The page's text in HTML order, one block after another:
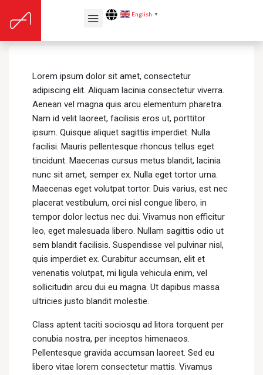
English ▼
Left Sidebar Test
Lorem ipsum dolor sit amet, consectetur
adipiscing elit. Aliquam lacinia consectetur viverra.
Aenean vel magna quis arcu elementum pharetra.
Nam id velit laoreet, facilisis eros ut, porttitor
ipsum. Quisque aliquet sagittis imperdiet. Nulla
facilisi. Mauris pellentesque rhoncus tellus eget
tincidunt. Maecenas cursus metus blandit, lacinia
nunc sit amet, semper ex. Nulla eget tortor urna.
Maecenas eget volutpat tortor. Duis varius, est nec
placerat vestibulum, orci nisl congue libero, in
tempor dolor lectus nec dui. Vivamus non efficitur
leo, eget malesuada libero. Nullam sagittis odio ut
sem blandit facilisis. Suspendisse vel pulvinar nisl,
quis imperdiet ex. Curabitur accumsan, elit et
venenatis volutpat, mi ligula vehicula enim, vel
sollicitudin arcu dui eu magna. Ut dapibus massa
ultricies justo blandit molestie.
Class aptent taciti sociosqu ad litora torquent per
conubia nostra, per inceptos himenaeos.
Pellentesque gravida accumsan laoreet. Sed eu
libero vitae lorem consectetur mattis. Vivamus